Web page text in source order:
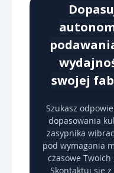
swojej
Szukasz
dopasowania
zasypnika
pod wymagania
czasowe Twoich
Skontaktuj się